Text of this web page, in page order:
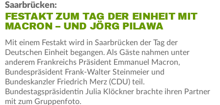
Saarbrücken:
FESTAKT ZUM TAG DER EINHEIT MIT
MACRON – UND JÖRG PILAWA
Mit einem Festakt wird in Saarbrücken der Tag der
Deutschen Einheit begangen. Als Gäste nahmen unter
anderem Frankreichs Präsident Emmanuel Macron,
Bundespräsident Frank-Walter Steinmeier und
Bundeskanzler Friedrich Merz (CDU) teil.
Bundestagspräsidentin Julia Klöckner brachte ihren Partner
mit zum Gruppenfoto.